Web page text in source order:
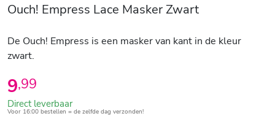
Ouch! Empress Lace Masker Zwart
De Ouch! Empress is een masker van kant in de kleur
zwart.
9,99
Direct leverbaar
Voor 16:00 bestellen = de zelfde dag verzonden!